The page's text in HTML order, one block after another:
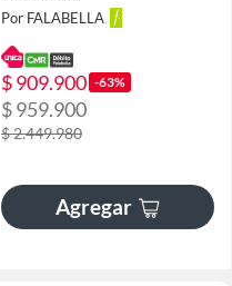
Por FALABELLA
$ 909.900 -63%
$ 959.900
$ 2.449.980
Agregar